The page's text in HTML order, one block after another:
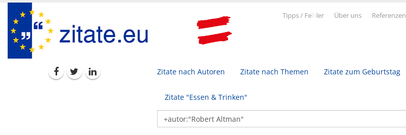
Tipps / Fe ler Über uns Referenzen
Zitate nach Autoren Zitate nach Themen Zitate zum Geburtstag
Zitate "Essen & Trinken"